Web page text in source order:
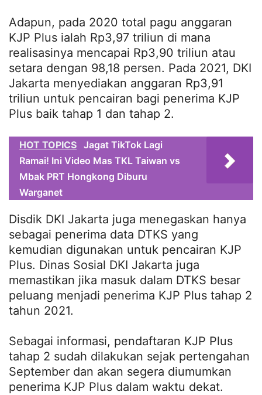
Adapun, pada 2020 total pagu anggaran
KJP Plus ialah Rp3,97 triliun di mana
realisasinya mencapai Rp3,90 triliun atau
setara dengan 98,18 persen. Pada 2021, DKI
Jakarta menyediakan anggaran Rp3,91
triliun untuk pencairan bagi penerima KJP
Plus baik tahap 1 dan tahap 2.
HOT TOPICS Jagat TikTok Lagi
Ramai! Ini Video Mas TKL Taiwan vs
Mbak PRT Hongkong Diburu
Warganet
Disdik DKI Jakarta juga menegaskan hanya
sebagai penerima data DTKS yang
kemudian digunakan untuk pencairan KJP
Plus. Dinas Sosial DKI Jakarta juga
memastikan jika masuk dalam DTKS besar
peluang menjadi penerima KJP Plus tahap 2
tahun 2021.
Sebagai informasi, pendaftaran KJP Plus
tahap 2 sudah dilakukan sejak pertengahan
September dan akan segera diumumkan
penerima KJP Plus dalam waktu dekat.